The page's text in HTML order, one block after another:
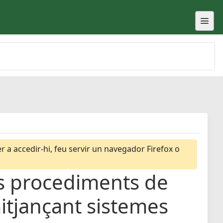
a accedir-hi, feu servir un navegador Firefox o
procediments de
sistemes